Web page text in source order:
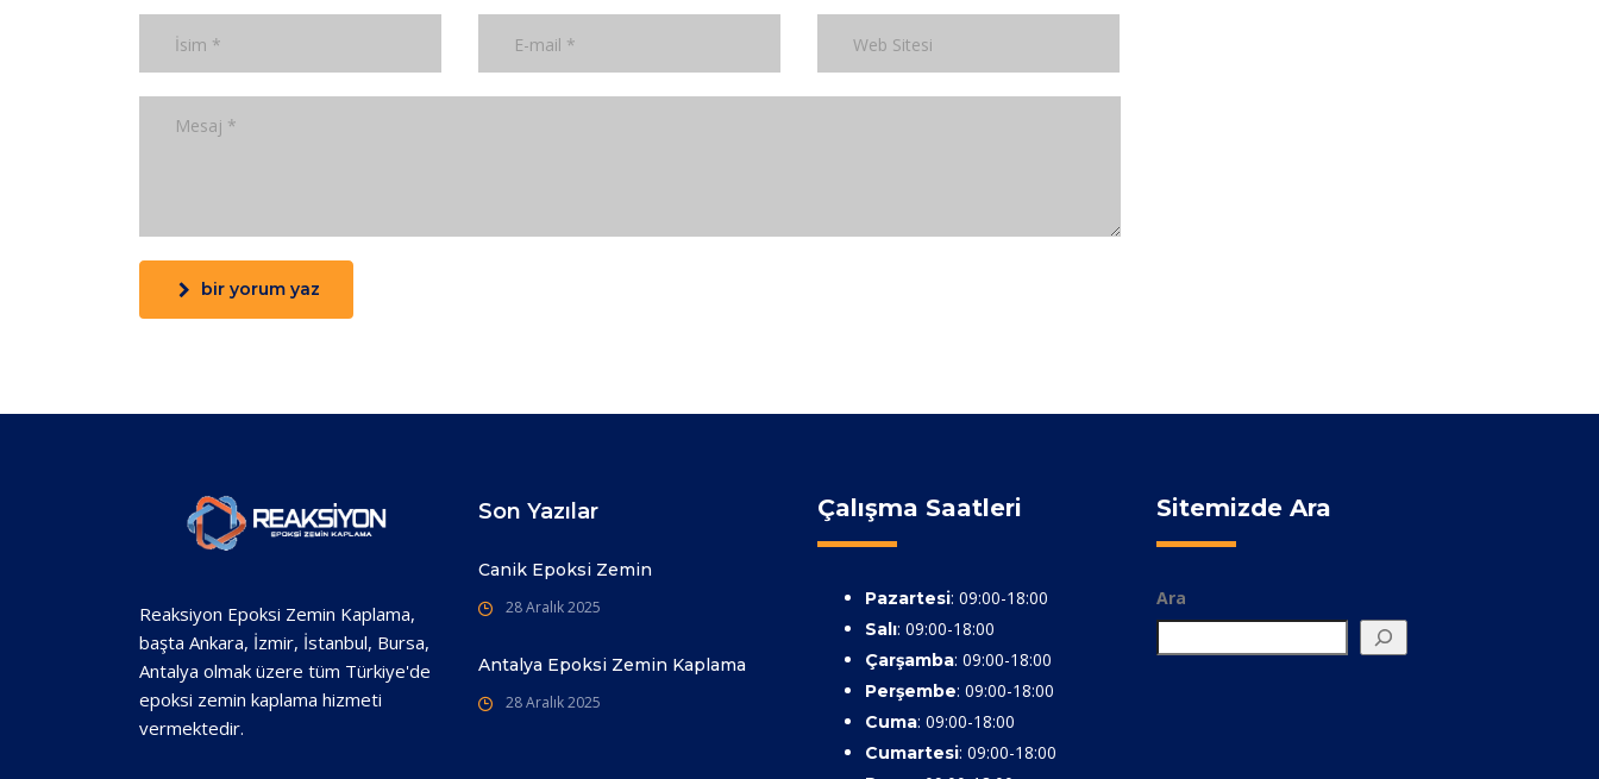
bir yorum yaz
Reaksiyon Epoksi Zemin Kaplama,
başta Ankara, İzmir, İstanbul, Bursa,
Antalya olmak üzere tüm Türkiye'de
epoksi zemin kaplama hizmeti
vermektedir.
Son Yazılar
Canik Epoksi Zemin
28 Aralık 2025
Antalya Epoksi Zemin Kaplama
28 Aralık 2025
Çalışma Saatleri
Pazartesi: 09:00-18:00
Salı: 09:00-18:00
Çarşamba: 09:00-18:00
Perşembe: 09:00-18:00
Cuma: 09:00-18:00
Cumartesi: 09:00-18:00
Sitemizde Ara
Ara